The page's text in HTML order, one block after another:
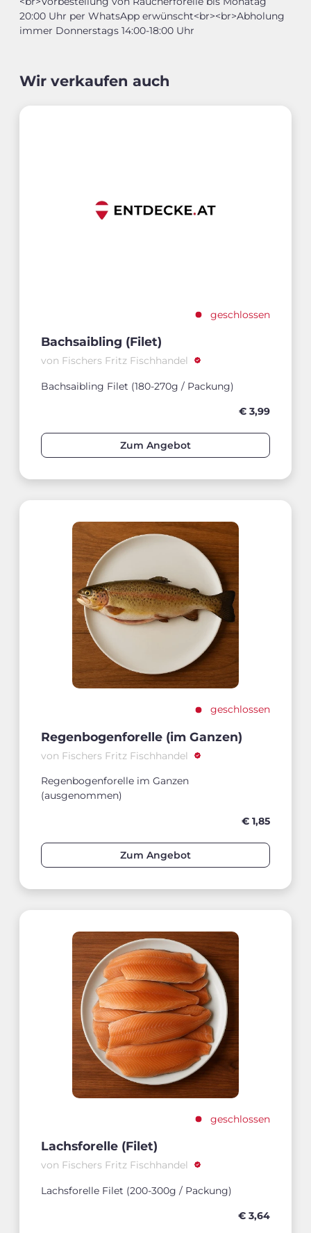
20:00 Uhr per WhatsApp erwünscht<br><br>Abholung
immer Donnerstags 14:00-18:00 Uhr
Wir verkaufen auch
geschlossen
Bachsaibling (Filet)
von Fischers Fritz Fischhandel
Bachsaibling Filet (180-270g / Packung)
€ 3,99
Zum Angebot
geschlossen
Regenbogenforelle (im Ganzen)
von Fischers Fritz Fischhandel
Regenbogenforelle im Ganzen
(ausgenommen)
€ 1,85
Zum Angebot
geschlossen
Lachsforelle (Filet)
von Fischers Fritz Fischhandel
Lachsforelle Filet (200-300g / Packung)
€ 3,64